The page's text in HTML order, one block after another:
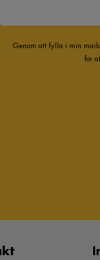
Genom att fylla i min
för